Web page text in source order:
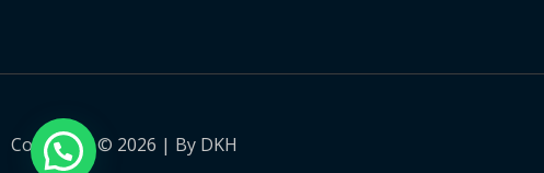
Copyright © 2026 | By DKH
💬 ¿ Necesitas Ayuda ?